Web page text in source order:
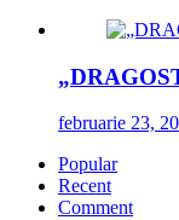
februarie 23,
Popular
Recent
Comment